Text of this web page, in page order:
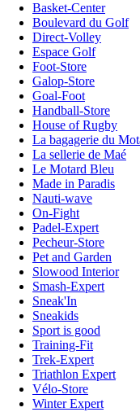
Basket-Center
Boulevard du Golf
Direct-Volley
Espace Golf
Foot-Store
Galop-Store
Goal-Foot
Handball-Store
House of Rugby
La bagagerie du
La sellerie de Maé
Le Motard Bleu
Made in Paradis
Nauti-wave
On-Fight
Padel-Expert
Pecheur-Store
Pet and Garden
Slowood Interior
Smash-Expert
Sneak'In
Sneakids
Sport is good
Training-Fit
Trek-Expert
Triathlon Expert
Vélo-Store
Winter Expert